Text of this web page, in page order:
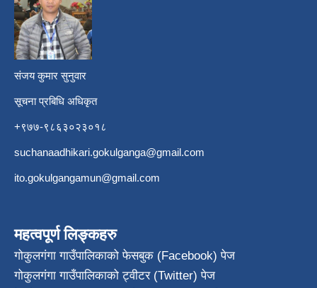
संजय कुमार सुनुवार
सूचना प्रबिधि अधिकृत
+९७७-९८६३०२३०१८
suchanaadhikari.gokulganga@gmail.com
ito.gokulgangamun@gmail.com
महत्वपूर्ण लिङ्कहरु
गोकुलगंगा गाउँपालिकाको फेसबुक (Facebook) पेज
गोकुलगंगा गाउँपालिकाको ट्वीटर (Twitter) पेज